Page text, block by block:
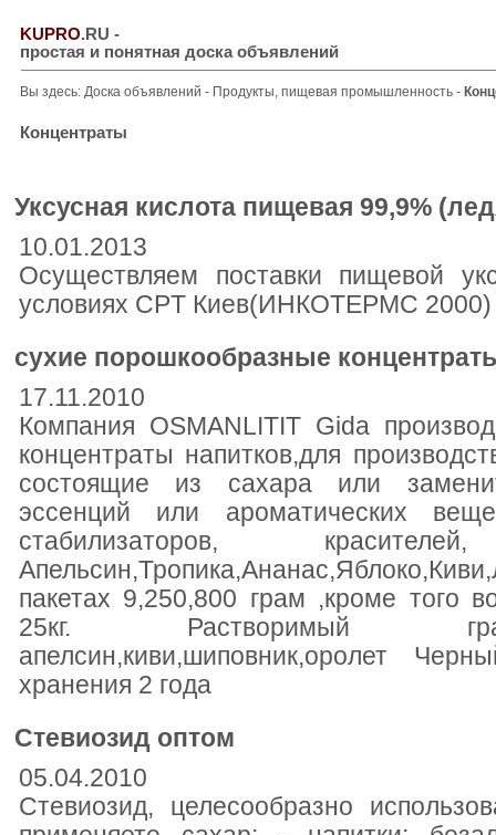
KUPRO.RU -
простая и понятная доска объявлений
Вы здесь: Доска объявлений - Продукты, пищевая промышленность -
Концентраты
Уксусная кислота пищевая 99,9%
10.01.2013
Осуществляем поставки пищевой
условиях CPT Киев(ИНКОТЕРМС 2000)
сухие порошкообразные
17.11.2010
Компания OSMANLITIT Gida
концентраты напитков,для
состоящие из сахара или
эссенций или ароматических
стабилизаторов,
пакетах 9,250,800 грам ,кроме того
25кг. Растворимый
апелсин,киви,шиповник,оролет
хранения 2 года
Стевиозид оптом
05.04.2010
Стевиозид, целесообразно